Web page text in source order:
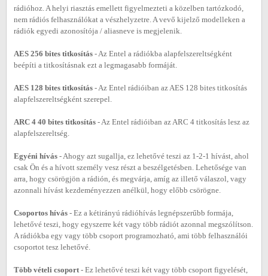
rádióhoz. A helyi riasztás emellett figyelmezteti a közelben tartózkodó,
nem rádiós felhasználókat a vészhelyzetre. A vevő kijelző modelleken a
rádiók egyedi azonosítója / aliasneve is megjelenik.
AES 256 bites titkosítás - Az Entel a rádiókba alapfelszereltségként
beépíti a titkosításnak ezt a legmagasabb formáját.
AES 128 bites titkosítás - Az Entel rádióiban az AES 128 bites titkosítás
alapfelszereltségként szerepel.
ARC 4 40 bites titkosítás - Az Entel rádióiban az ARC 4 titkosítás lesz az
alapfelszereltség.
Egyéni hívás - Ahogy azt sugallja, ez lehetővé teszi az 1-2-1 hívást, ahol
csak Ön és a hívott személy vesz részt a beszélgetésben. Lehetősége van
arra, hogy csörögjön a rádión, és megvárja, amíg az illető válaszol, vagy
azonnali hívást kezdeményezzen anélkül, hogy előbb csörögne.
Csoportos hívás - Ez a kétirányú rádióhívás legnépszerűbb formája,
lehetővé teszi, hogy egyszerre két vagy több rádiót azonnal megszólítson.
A rádiókba egy vagy több csoport programozható, ami több felhasználói
csoportot tesz lehetővé.
Több vételi csoport- Ez lehetővé teszi két vagy több csoport figyelését,